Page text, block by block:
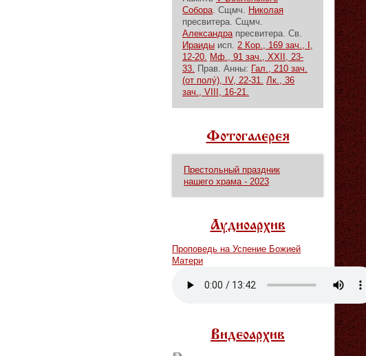
Собора. Сщмч. Николая
пресвитера. Сщмч.
Александрапресвитера. Св.
Ираиды исп. 2 Кор., 169 зач., I,
12-20. Мф., 91 зач., XXII, 23-
33. Прав. Анны: Гал., 210 зач.
(от полу́), IV, 22-31. Лк., 36
зач., VIII, 16-21.
Фотогалерея
Престольный праздник
нашего храма - 2023
Аудиоархив
Проповедь на Успение Божией
Матери
Видеоархив